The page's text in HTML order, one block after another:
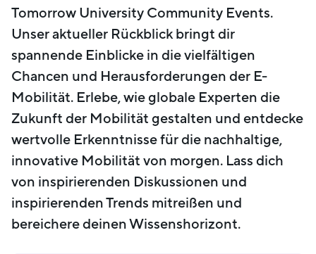
Tomorrow University Community Events.
Unser aktueller Rückblick bringt dir
spannende Einblicke in die vielfältigen
Chancen und Herausforderungen der E-
Mobilität. Erlebe, wie globale Experten die
Zukunft der Mobilität gestalten und entdecke
wertvolle Erkenntnisse für die nachhaltige,
innovative Mobilität von morgen. Lass dich
von inspirierenden Diskussionen und
inspirierenden Trends mitreißen und
bereichere deinen Wissenshorizont.